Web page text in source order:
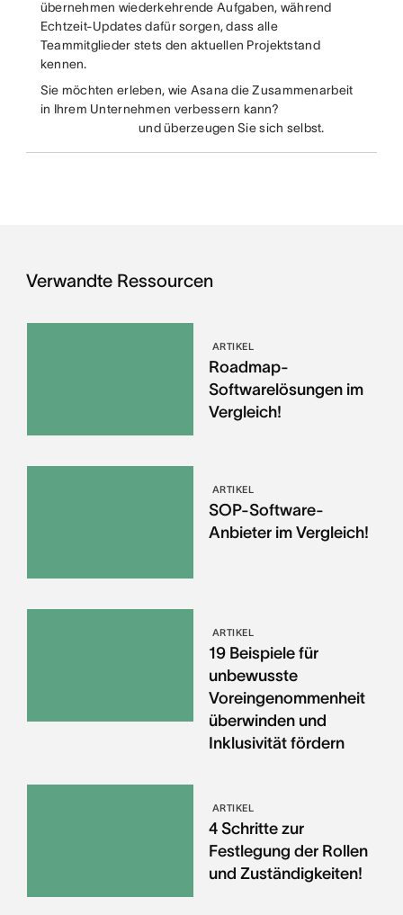
übernehmen wiederkehrende Aufgaben, während
Echtzeit-Updates dafür sorgen, dass alle
Teammitglieder stets den aktuellen Projektstand
kennen.
Sie möchten erleben, wie Asana die Zusammenarbeit
in Ihrem Unternehmen verbessern kann?
und überzeugen Sie sich selbst.
Verwandte Ressourcen
ARTIKEL
Roadmap-
Softwarelösungen im
Vergleich!
ARTIKEL
SOP-Software-
Anbieter im Vergleich!
ARTIKEL
19 Beispiele für
unbewusste
Voreingenommenheit
überwinden und
Inklusivität fördern
ARTIKEL
4 Schritte zur
Festlegung der Rollen
und Zuständigkeiten!